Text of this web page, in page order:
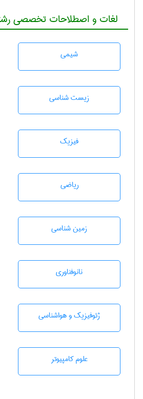
لغات و اصطلاحات تخصصی
شيمی
زيست شناسی
فیزیک
رياضی
زمين شناسی
نانوفناوری
ژئوفيزيك و هواشناسی
علوم کامپیوتر